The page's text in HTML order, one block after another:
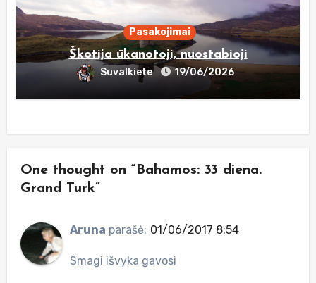
Pasakojimai
Škotija ūkanotoji, nuostabioji
Suvalkiete 19/06/2026
One thought on “Bahamos: 33 diena.
Grand Turk”
Aruna parašė: 01/06/2017 8:54
Smagi išvyka gavosi